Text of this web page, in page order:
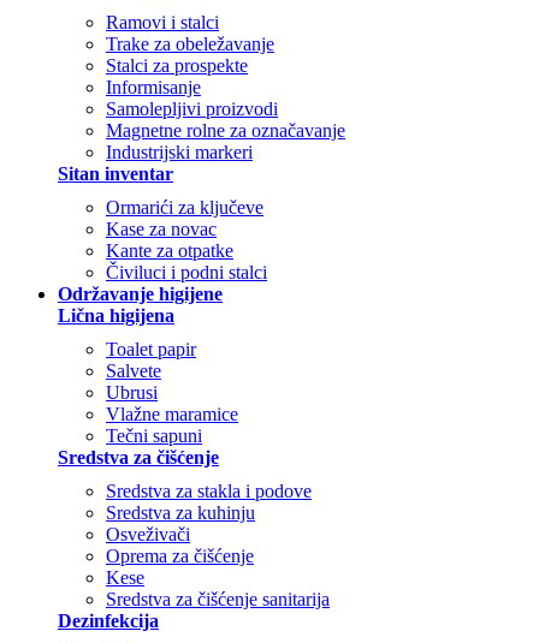
Ramovi i stalci
Trake za obeležavanje
Stalci za prospekte
Informisanje
Samolepljivi proizvodi
Magnetne rolne za označavanje
Industrijski markeri
Sitan inventar
Ormarići za ključeve
Kase za novac
Kante za otpatke
Čiviluci i podni stalci
Održavanje higijene
Lična higijena
Toalet papir
Salvete
Ubrusi
Vlažne maramice
Tečni sapuni
Sredstva za čišćenje
Sredstva za stakla i podove
Sredstva za kuhinju
Osveživači
Oprema za čišćenje
Kese
Sredstva za čišćenje sanitarija
Dezinfekcija